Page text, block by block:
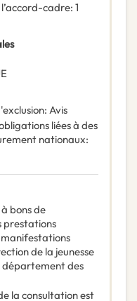
cadre: 1
: Avis
liées à des
nationaux:
bons de
prestations
de la jeunesse
département des
la consultation est